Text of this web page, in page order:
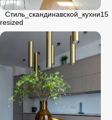
Стиль_скандинавской_кухни15
resized